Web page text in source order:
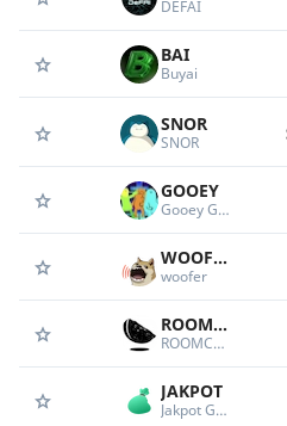
DEFAI
BAI
Buyai
SNOR
SNOR
GOOEY
Gooey Guys
WOOFER
woofer
ROOMCON
ROOMCON
JAKPOT
Jakpot Games